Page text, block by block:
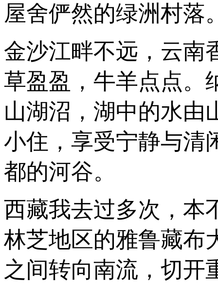
屋舍俨然的绿洲村落
金沙江畔不远，云南
草盈盈，牛羊点点。
山湖沼，湖中的水由
小住，享受宁静与清
都的河谷。
西藏我去过多次，本
林芝地区的雅鲁藏
之间转向南流，切开